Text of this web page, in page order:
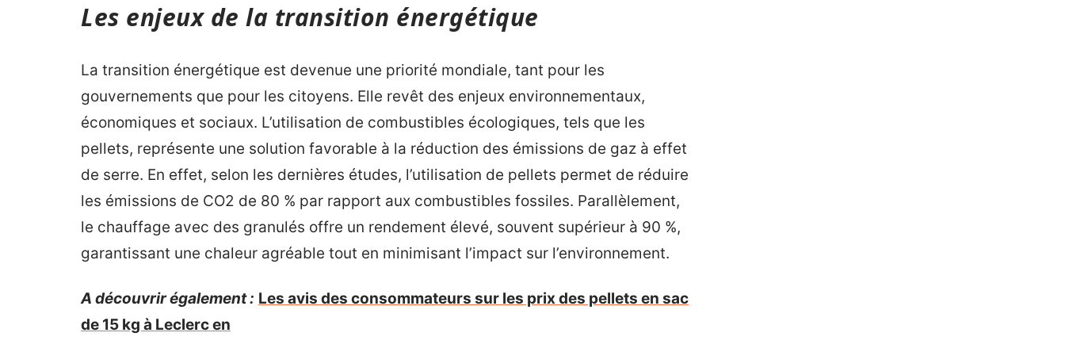
Les enjeux de la transition énergétique
La transition énergétique est devenue une priorité mondiale, tant pour les
gouvernements que pour les citoyens. Elle revêt des enjeux environnementaux,
économiques et sociaux. L’utilisation de combustibles écologiques, tels que les
pellets, représente une solution favorable à la réduction des émissions de gaz à effet
de serre. En effet, selon les dernières études, l’utilisation de pellets permet de réduire
les émissions de CO2 de 80 % par rapport aux combustibles fossiles. Parallèlement,
le chauffage avec des granulés offre un rendement élevé, souvent supérieur à 90 %,
garantissant une chaleur agréable tout en minimisant l’impact sur l’environnement.
A découvrir également : Les avis des consommateurs sur les prix des pellets en sac
de 15 kg à Leclerc en